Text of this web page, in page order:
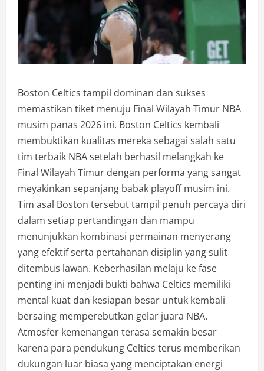
Boston Celtics tampil dominan dan sukses
memastikan tiket menuju Final Wilayah Timur NBA
musim panas 2026 ini. Boston Celtics kembali
membuktikan kualitas mereka sebagai salah satu
tim terbaik NBA setelah berhasil melangkah ke
Final Wilayah Timur dengan performa yang sangat
meyakinkan sepanjang babak playoff musim ini.
Tim asal Boston tersebut tampil penuh percaya diri
dalam setiap pertandingan dan mampu
menunjukkan kombinasi permainan menyerang
yang efektif serta pertahanan disiplin yang sulit
ditembus lawan. Keberhasilan melaju ke fase
penting ini menjadi bukti bahwa Celtics memiliki
mental kuat dan kesiapan besar untuk kembali
bersaing memperebutkan gelar juara NBA.
Atmosfer kemenangan terasa semakin besar
karena para pendukung Celtics terus memberikan
dukungan luar biasa yang menciptakan energi